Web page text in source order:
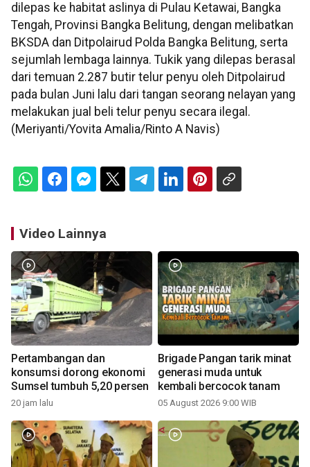
dilepas ke habitat aslinya di Pulau Ketawai, Bangka
Tengah, Provinsi Bangka Belitung, dengan melibatkan
BKSDA dan Ditpolairud Polda Bangka Belitung, serta
sejumlah lembaga lainnya. Tukik yang dilepas berasal
dari temuan 2.287 butir telur penyu oleh Ditpolairud
pada bulan Juni lalu dari tangan seorang nelayan yang
melakukan jual beli telur penyu secara ilegal.
(Meriyanti/Yovita Amalia/Rinto A Navis)
Video Lainnya
Pertambangan dan
konsumsi dorong ekonomi
Sumsel tumbuh 5,20 persen
20 jam lalu
Brigade Pangan tarik minat
generasi muda untuk
kembali bercocok tanam
05 August 2026 9:00 WIB